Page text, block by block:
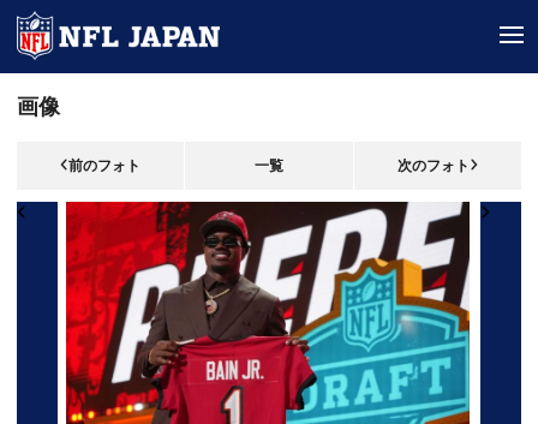
画像
前のフォト 一覧 次のフォト